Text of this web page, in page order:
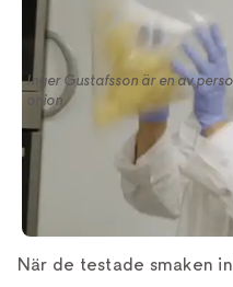
Inger Gustafsson är en av
onion
När de testade smaken